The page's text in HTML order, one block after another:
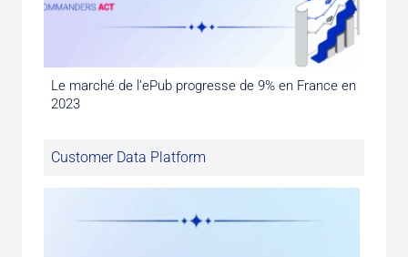
Le marché de l’ePub progresse de 9% en France en
2023
Customer Data Platform